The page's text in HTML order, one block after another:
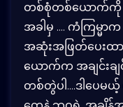
တစ်စုံတစ်ယောက်ကို န
အခါမှ .... ကံကြမ္
အဆုံးအဖြတ်ပေးထာ
ယောက်က အချင်းခ
တစ်တွဲပါ....ဒါပေမ